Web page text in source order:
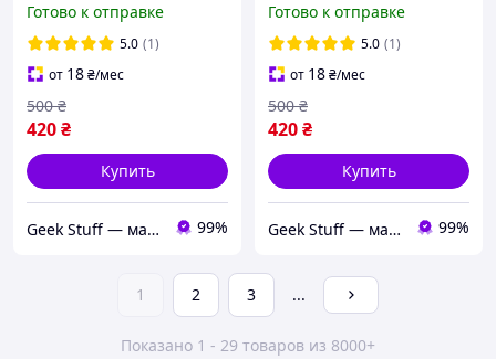
My Little Pony
Готово к отправке
5.0 (1)
от 18₴/мес
420₴
500 ₴
Купить
Geek Stuff — магазин аниме, гиков, Kpop товаров. Сувениры с вашим принтом и полиграфия 99%
Готово к отправке
5.0 (1)
от 18₴/мес
420₴
500 ₴
Купить
Geek Stuff — магазин аниме, гиков, Kpop товаров. Сувениры с вашим принтом и полиграфия 99%
1 2 3 ...
Показано 1 - 29 товаров из 8000+